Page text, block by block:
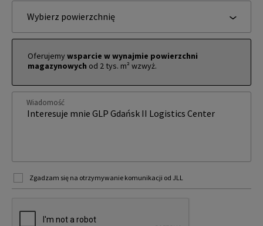
Wybierz powierzchnię
Oferujemywsparcie w wynajmie powierzchni
magazynowych od 2 tys. m² wzwyż.
Wiadomość
Zgadzam się na otrzymywanie komunikacji od JLL